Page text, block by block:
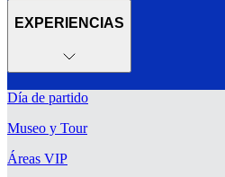
EXPERIENCIAS
Día de partido
Museo y Tour
Áreas VIP